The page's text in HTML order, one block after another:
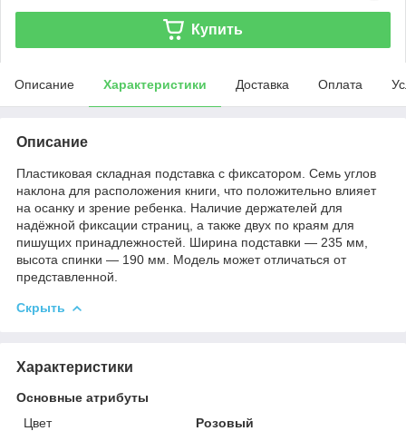
Купить
Описание Характеристики Доставка Оплата
Описание
Пластиковая складная подставка с фиксатором. Семь углов
наклона для расположения книги, что положительно влияет
на осанку и зрение ребенка. Наличие держателей для
надёжной фиксации страниц, а также двух по краям для
пишущих принадлежностей. Ширина подставки — 235 мм,
высота спинки — 190 мм. Модель может отличаться от
представленной.
Скрыть
Характеристики
Основные атрибуты
Цвет
Розовый